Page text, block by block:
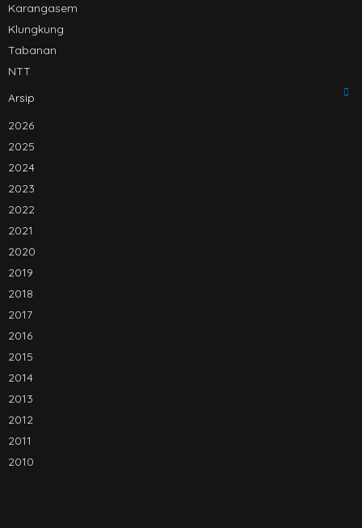
Karangasem
Klungkung
Tabanan
NTT
Arsip
2026
2025
2024
2023
2022
2021
2020
2019
2018
2017
2016
2015
2014
2013
2012
2011
2010